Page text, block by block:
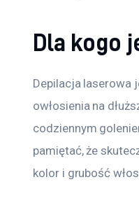
Dla kogo
Depilacja laserowa
owłosienia na
codziennym
pamiętać, że
kolor i grubość